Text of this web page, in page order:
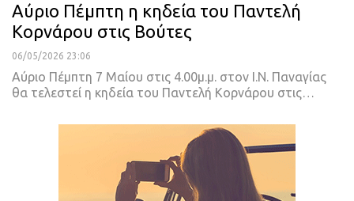
Αύριο Πέμπτη η κηδεία του Παντελή
Κορνάρου στις Βούτες
06/05/2026 23:06
Αύριο Πέμπτη 7 Μαίου στις 4.00μ.μ. στον Ι.Ν. Παναγίας
θα τελεστεί η κηδεία του Παντελή Κορνάρου στις…